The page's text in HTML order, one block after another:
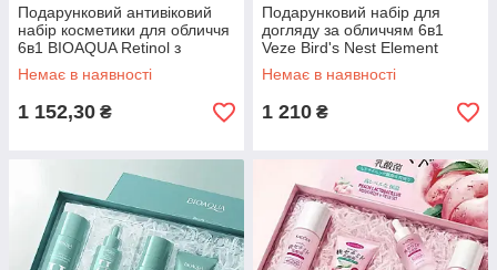
Подарунковий антивіковий
набір косметики для обличчя
6в1 BIOAQUA Retinol з
ретиноломю
Немає в наявності
1 152,30 ₴
Подарунковий набір для
догляду за обличчям 6в1
Veze Bird's Nest Element
Немає в наявності
1 210 ₴